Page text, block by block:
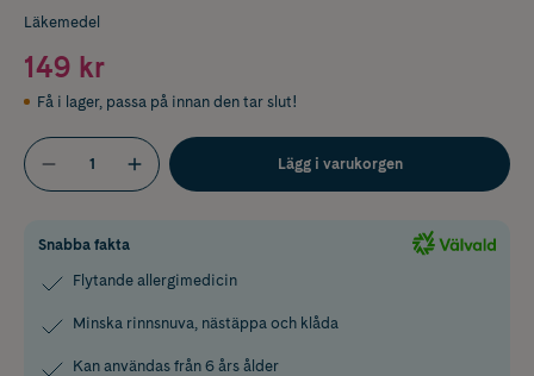
Läkemedel
149 kr
Få i lager, passa på innan den tar slut!
Lägg i varukorgen
Snabba fakta
Flytande allergimedicin
Minska rinnsnuva, nästäppa och klåda
Kan användas från 6 års ålder